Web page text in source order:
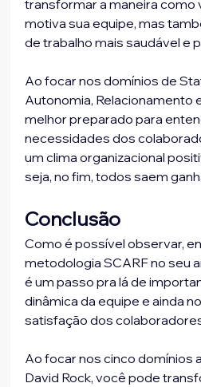
transformar a maneira como
motiva sua equipe, mas
de trabalho mais saudável e
Ao focar nos domínios de
Autonomia, Relacionamento
melhor preparado para
necessidades dos
um clima organizacional
seja, no fim, todos saem
Conclusão
Como é possível observar,
metodologia SCARF no seu
é um passo pra lá de
dinâmica da equipe e ainda
satisfação dos
Ao focar nos cinco domínios
David Rock, você pode